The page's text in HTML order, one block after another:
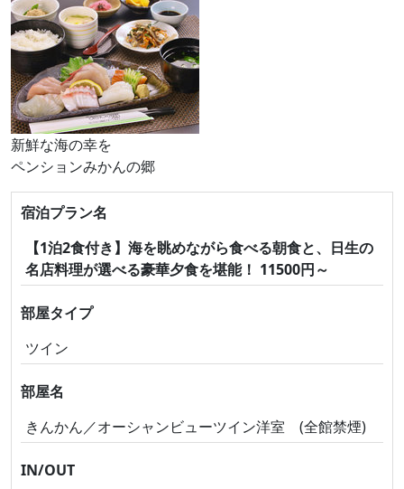
新鮮な海の幸を
ペンションみかんの郷
宿泊プラン名
【1泊2食付き】海を眺めながら食べる朝食と、日生の
名店料理が選べる豪華夕食を堪能！ 11500円～
部屋タイプ
ツイン
部屋名
きんかん／オーシャンビューツイン洋室 (全館禁煙)
IN/OUT